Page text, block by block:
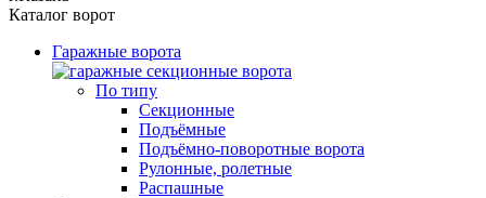
Каталог ворот
Гаражные ворота
По типу
Секционные
Подъёмные
Подъёмно-поворотные ворота
Рулонные, ролетные
Распашные